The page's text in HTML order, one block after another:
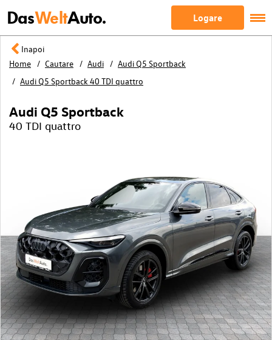
DasWeltAuto. Logare
Inapoi
Home
Cautare Audi
Audi Q5 Sportback
Audi Q5 Sportback 40 TDI quattro
Audi Q5 Sportback
40 TDI quattro